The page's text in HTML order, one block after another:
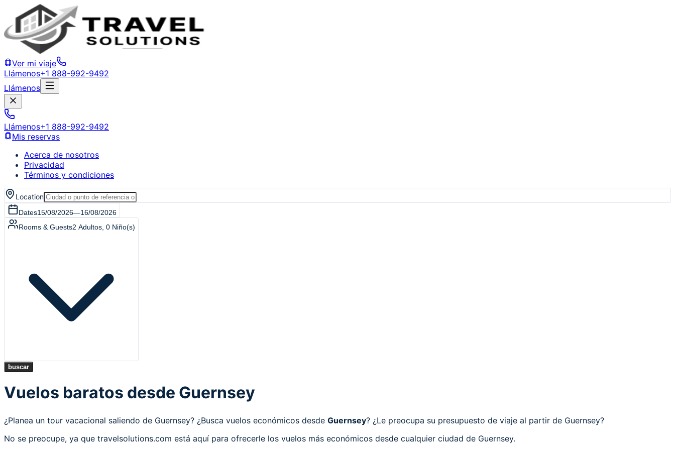
Ver mi viaje
Llámenos+1 888-992-9492
Llámenos
Llámenos+1 888-992-9492
Mis reservas
Acerca de nosotros
Privacidad
Términos y condiciones
Location
Dates15/08/2026—16/08/2026
Rooms & Guests2 Adultos 0 Niño(s)
buscar
Vuelos baratos desde Guernsey
¿Planea un tour vacacional saliendo de Guernsey? ¿Busca vuelos económicos desde Guernsey? ¿Le preocupa su presupuesto de viaje al partir de Guernsey?
No se preocupe, ya que travelsolutions.com está aquí para ofrecerle los vuelos más económicos desde cualquier ciudad de Guernsey.